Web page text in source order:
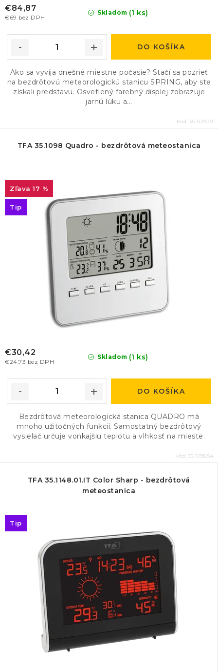
Skladom (1 ks)
€69 bez DPH
€84,87
DO KOŠÍKA
Ako sa vyvíja dnešné miestne počasie? Stačí sa pozrieť
na bezdrôtovú meteorologickú stanicu SPRING, aby ste
získali predstavu. Osvetlený farebný displej zobrazuje
jarnú lúku a...
Kód: 35.1129.01
TFA 35.1098 Quadro - bezdrôtová meteostanica
17 %
Tip
Skladom (1 ks)
€24,73 bez DPH
€30,42
DO KOŠÍKA
Bezdrôtová meteorologická stanica QUADRO má
mnoho užitočných funkcií. Samostatný bezdrôtový
vysielač určuje vonkajšiu teplotu a vlhkosť na mieste.
Kód: 35.1098.54
TFA 35.1148.01.IT Color Sharp - bezdrôtová
meteostanica
Tip